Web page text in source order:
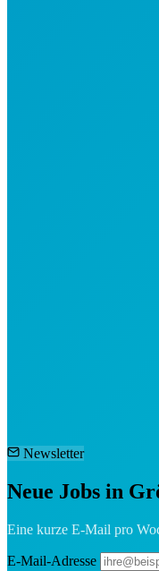
Newsletter
Neue Jobs in
Eine kurze E-Mail pro
E-Mail-Adresse